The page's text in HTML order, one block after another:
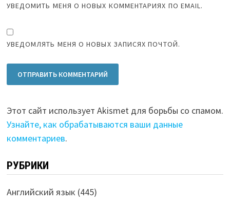
УВЕДОМИТЬ МЕНЯ О НОВЫХ КОММЕНТАРИЯХ ПО EMAIL.
УВЕДОМЛЯТЬ МЕНЯ О НОВЫХ ЗАПИСЯХ ПОЧТОЙ.
Этот сайт использует Akismet для борьбы со спамом.
Узнайте, как обрабатываются ваши данные
комментариев.
РУБРИКИ
Английский язык (445)